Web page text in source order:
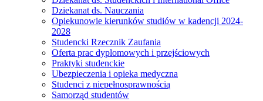
Dziekanat ds. Nauczania
Opiekunowie kierunków studiów w kadencji 2024-
2028
Studencki Rzecznik Zaufania
Oferta prac dyplomowych i przejściowych
Praktyki studenckie
Ubezpieczenia i opieka medyczna
Studenci z niepełnosprawnością
Samorząd studentów